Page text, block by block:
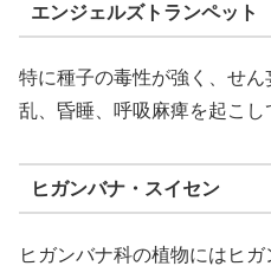
エンジェルズトランペット
特に種子の毒性が強く、せ
乱、昏睡、呼吸麻痺を起こし
ヒガンバナ・スイセン
ヒガンバナ科の植物にはヒ